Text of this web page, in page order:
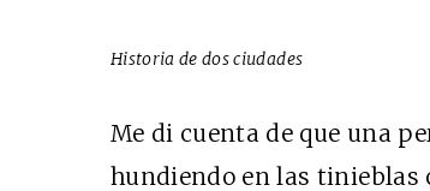
Historia de dos ciudades
Me di cuenta de que una
hundiendo en las tinieblas